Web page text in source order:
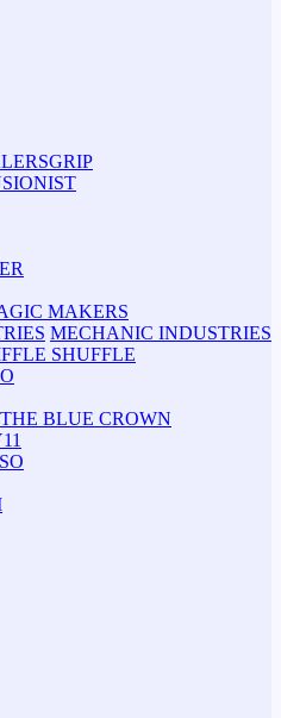
MAKERS
MECHANIC INDUSTRIES
SHUFFLE
THE BLUE CROWN